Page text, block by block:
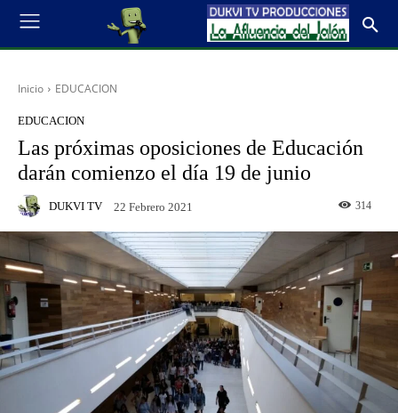
Inicio EDUCACION
EDUCACION
Las próximas oposiciones de Educación
darán comienzo el día 19 de junio
DUKVI TV 22 Febrero 2021 314